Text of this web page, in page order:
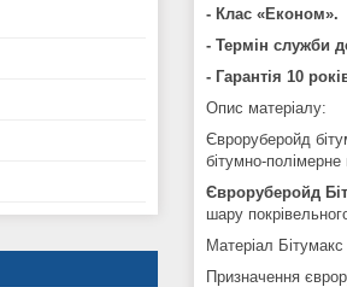
- Клас «Економ».
- Термін служби
- Гарантія 10
Опис матеріалу:
Євроруберойд
бітумно-
Євроруберойд
шару
Матеріал
Призначення